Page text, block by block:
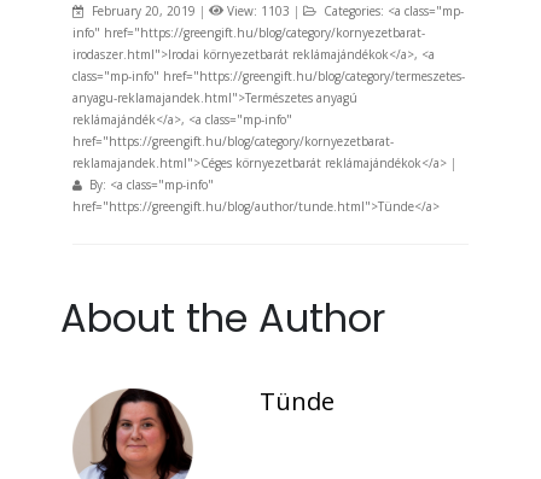
February 20, 2019 | View: 1103 |
Categories: <a class="mp-
info" href="https://greengift.hu/blog/category/kornyezetbarat-
irodaszer.html">Irodai környezetbarát reklámajándékok</a>, <a
class="mp-info" href="https://greengift.hu/blog/category/termeszetes-
anyagu-reklamajandek.html">Természetes anyagú
reklámajándék</a>, <a class="mp-info"
href="https://greengift.hu/blog/category/kornyezetbarat-
reklamajandek.html">Céges környezetbarát reklámajándékok</a> |
By: <a class="mp-info"
href="https://greengift.hu/blog/author/tunde.html">Tünde</a>
About the Author
Tünde